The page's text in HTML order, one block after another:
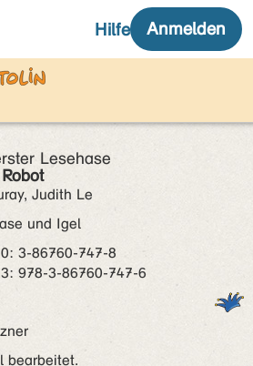
Lesehase
Judith Le
und Igel
3-86760-747-8
978-3-86760-747-6
bearbeitet.